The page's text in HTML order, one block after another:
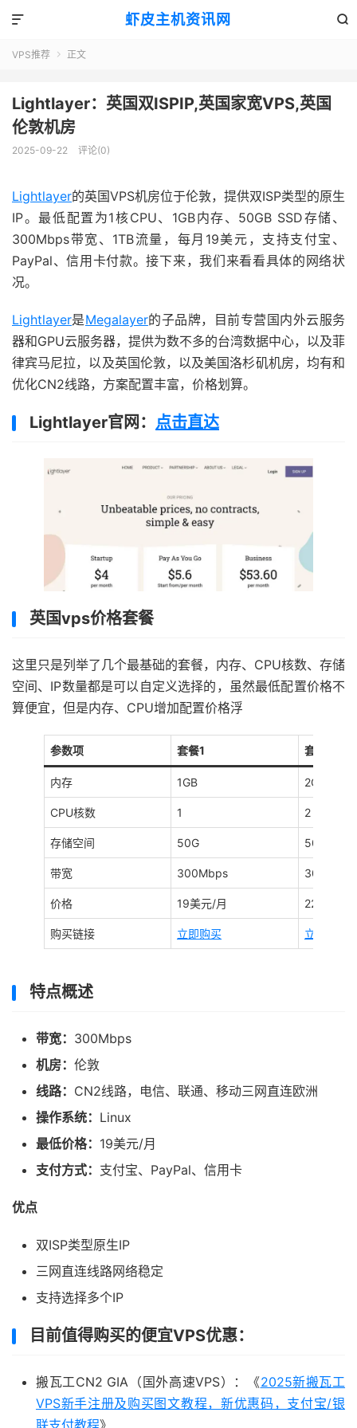
虾皮主机资讯网 

VPS推荐  正文
Lightlayer：英国双ISPIP,英国家宽VPS,英国
伦敦机房
2025-09-22 评论(0)
Lightlayer的英国VPS机房位于伦敦，提供双ISP类型的原生
IP。最低配置为1核CPU、1GB内存、50GB SSD存储、
300Mbps带宽、1TB流量，每月19美元，支持支付宝、
PayPal、信用卡付款。接下来，我们来看看具体的网络状
况。
Lightlayer是Megalayer的子品牌，目前专营国内外云服务
器和GPU云服务器，提供为数不多的台湾数据中心，以及菲
律宾马尼拉，以及英国伦敦，以及美国洛杉矶机房，均有和
优化CN2线路，方案配置丰富，价格划算。
Lightlayer官网： 点击直达
英国vps价格套餐
这里只是列举了几个最基础的套餐，内存、CPU核数、存储
空间、IP数量都是可以自定义选择的，虽然最低配置价格不
算便宜，但是内存、CPU增加配置价格浮
参数项 套餐1 套餐2
内存 1GB 2GB
CPU核数 1 2
存储空间 50G 50G
带宽 300Mbps 300Mbps
价格 19美元/月 22美元/月
购买链接 立即购买 立即购买
特点概述
带宽： 300Mbps
机房： 伦敦
线路： CN2线路，电信、联通、移动三网直连欧洲
操作系统： Linux
最低价格： 19美元/月
支付方式： 支付宝、PayPal、信用卡
优点
双ISP类型原生IP
三网直连线路网络稳定
支持选择多个IP
目前值得购买的便宜VPS优惠：
搬瓦工CN2 GIA（国外高速VPS）：《2025新搬瓦工
VPS新手注册及购买图文教程，新优惠码，支付宝/银
联支付教程》